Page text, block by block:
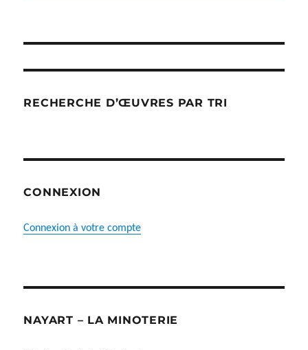
RECHERCHE D’ŒUVRES PAR TRI
CONNEXION
Connexion à votre compte
NAYART – LA MINOTERIE